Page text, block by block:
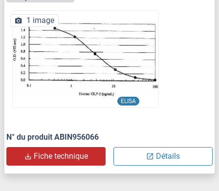
ELISA
1 image
N° du produit ABIN956066
Fiche technique Détails